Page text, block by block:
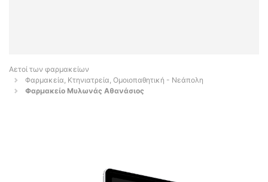
Αετοί των φαρμακείων
Φαρμακεία, Κτηνιατρεία, Ομοιοπαθητική - Νεάπολη
Φαρμακείο Μυλωνάς Αθανάσιος